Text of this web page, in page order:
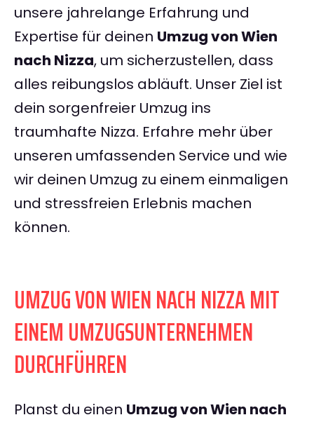
unsere jahrelange Erfahrung und
Expertise für deinen Umzug von Wien
nach Nizza, um sicherzustellen, dass
alles reibungslos abläuft. Unser Ziel ist
dein sorgenfreier Umzug ins
traumhafte Nizza. Erfahre mehr über
unseren umfassenden Service und wie
wir deinen Umzug zu einem einmaligen
und stressfreien Erlebnis machen
können.
UMZUG VON WIEN NACH NIZZA MIT
EINEM UMZUGSUNTERNEHMEN
DURCHFÜHREN
Planst du einen Umzug von Wien nach